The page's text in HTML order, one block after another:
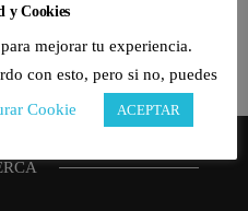
PRODUCTO
y Cookies
mejorar tu experiencia.
con esto, pero si no, puedes
Cookie ACEPTAR